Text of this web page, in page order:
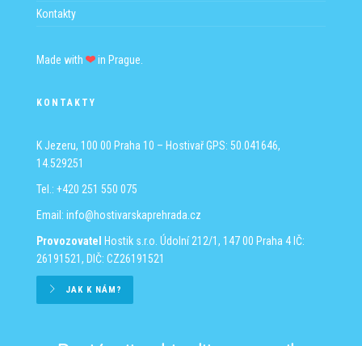
Kontakty
Made with in Prague.
KONTAKTY
K Jezeru, 100 00 Praha 10 – HostivařGPS: 50.041646,
14.529251
Tel.: +420 251 550 075
Email: info@hostivarskaprehrada.cz
Provozovatel
Hostik s.r.o. Údolní 212/1, 147 00 Praha 4 IČ:
26191521, DIČ: CZ26191521
JAK K NÁM?